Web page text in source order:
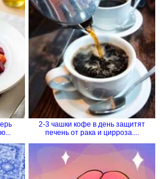
2-3 чашки кофе в день защитят
печень от рака и цирроза....